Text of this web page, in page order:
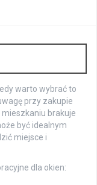
warto wybrać to
przy zakupie
brakuje
być idealnym
miejsce i
dla okien: